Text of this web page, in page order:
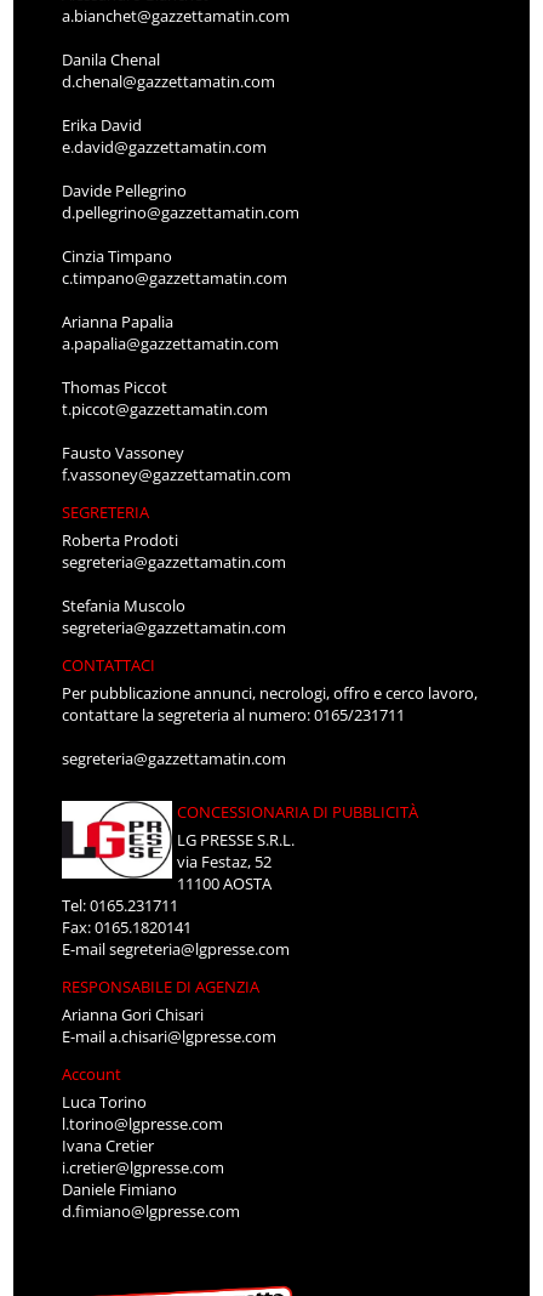
a.bianchet@gazzettamatin.com
Danila Chenal
d.chenal@gazzettamatin.com
Erika David
e.david@gazzettamatin.com
Davide Pellegrino
d.pellegrino@gazzettamatin.com
Cinzia Timpano
c.timpano@gazzettamatin.com
Arianna Papalia
a.papalia@gazzettamatin.com
Thomas Piccot
t.piccot@gazzettamatin.com
Fausto Vassoney
f.vassoney@gazzettamatin.com
SEGRETERIA
Roberta Prodoti
segreteria@gazzettamatin.com
Stefania Muscolo
segreteria@gazzettamatin.com
CONTATTACI
Per pubblicazione annunci, necrologi, offro e cerco lavoro,
contattare la segreteria al numero: 0165/231711
segreteria@gazzettamatin.com
CONCESSIONARIA DI PUBBLICITÀ
LG PRESSE S.R.L.
via Festaz, 52
11100 AOSTA
Tel: 0165.231711
Fax: 0165.1820141
E-mailsegreteria@lgpresse.com
RESPONSABILE DI AGENZIA
Arianna Gori Chisari
E-maila.chisari@lgpresse.com
Account
Luca Torino
l.torino@lgpresse.com
Ivana Cretier
i.cretier@lgpresse.com
Daniele Fimiano
d.fimiano@lgpresse.com